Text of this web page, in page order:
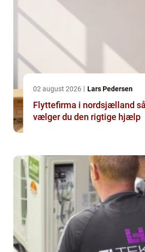
02 august 2026 Lars Pedersen
Flyttefirma i nordsjælland sådan
vælger du den rigtige hjælp